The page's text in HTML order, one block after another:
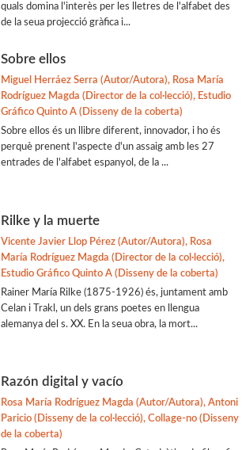
quals domina l'interès per les lletres de l'alfabet des
de la seua projecció gràfica i...
Sobre ellos
Miguel Herráez Serra (Autor/Autora), Rosa María
Rodríguez Magda (Director de la col·lecció), Estudio
Gráfico Quinto A (Disseny de la coberta)
Sobre ellos és un llibre diferent, innovador, i ho és
perquè prenent l'aspecte d'un assaig amb les 27
entrades de l'alfabet espanyol, de la ...
Rilke y la muerte
Vicente Javier Llop Pérez (Autor/Autora), Rosa
María Rodríguez Magda (Director de la col·lecció),
Estudio Gráfico Quinto A (Disseny de la coberta)
Rainer María Rilke (1875-1926) és, juntament amb
Celan i Trakl, un dels grans poetes en llengua
alemanya del s. XX. En la seua obra, la mort...
Razón digital y vacío
Rosa María Rodríguez Magda (Autor/Autora), Antoni
Paricio (Disseny de la col·lecció), Collage-no (Disseny
de la coberta)